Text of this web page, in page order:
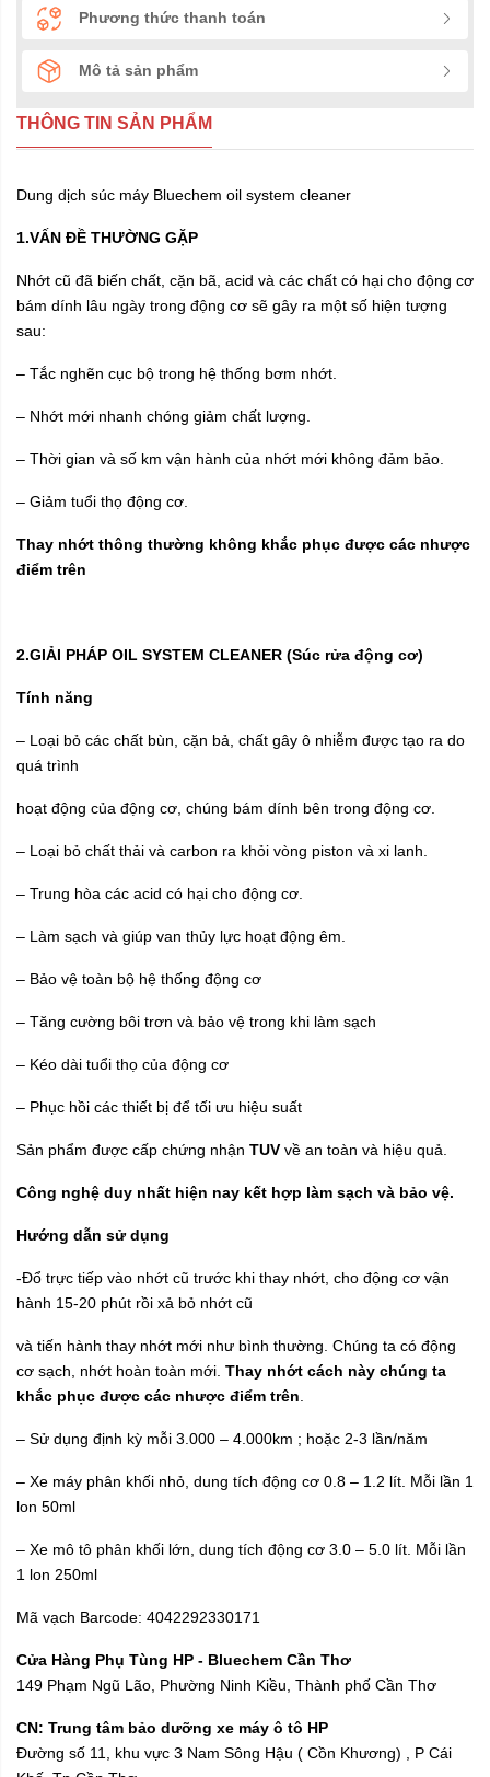
Phương thức thanh toán
Mô tả sản phẩm
THÔNG TIN SẢN PHẨM
Dung dịch súc máy Bluechem oil system cleaner
1.VẤN ĐỀ THƯỜNG GẶP
Nhớt cũ đã biến chất, cặn bã, acid và các chất có hại cho động cơ
bám dính lâu ngày trong động cơ sẽ gây ra một số hiện tượng
sau:
– Tắc nghẽn cục bộ trong hệ thống bơm nhớt.
– Nhớt mới nhanh chóng giảm chất lượng.
– Thời gian và số km vận hành của nhớt mới không đảm bảo.
– Giảm tuổi thọ động cơ.
Thay nhớt thông thường không khắc phục được các nhược
điểm trên
2.GIẢI PHÁP OIL SYSTEM CLEANER (Súc rửa động cơ)
Tính năng
– Loại bỏ các chất bùn, cặn bả, chất gây ô nhiễm được tạo ra do
quá trình
hoạt động của động cơ, chúng bám dính bên trong động cơ.
– Loại bỏ chất thải và carbon ra khỏi vòng piston và xi lanh.
– Trung hòa các acid có hại cho động cơ.
– Làm sạch và giúp van thủy lực hoạt động êm.
– Bảo vệ toàn bộ hệ thống động cơ
– Tăng cường bôi trơn và bảo vệ trong khi làm sạch
– Kéo dài tuổi thọ của động cơ
– Phục hồi các thiết bị để tối ưu hiệu suất
Sản phẩm được cấp chứng nhận TUV về an toàn và hiệu quả.
Công nghệ duy nhất hiện nay kết hợp làm sạch và bảo vệ.
Hướng dẫn sử dụng
-Đổ trực tiếp vào nhớt cũ trước khi thay nhớt, cho động cơ vận
hành 15-20 phút rồi xả bỏ nhớt cũ
và tiến hành thay nhớt mới như bình thường. Chúng ta có động
cơ sạch, nhớt hoàn toàn mới. Thay nhớt cách này chúng ta
khắc phục được các nhược điểm trên
– Sử dụng định kỳ mỗi 3.000 – 4.000km ; hoặc 2-3 lần/năm
– Xe máy phân khối nhỏ, dung tích động cơ 0.8 – 1.2 lít. Mỗi lần 1
lon 50ml
– Xe mô tô phân khối lớn, dung tích động cơ 3.0 – 5.0 lít. Mỗi lần
1 lon 250ml
Mã vạch Barcode: 4042292330171
Cửa Hàng Phụ Tùng HP - Bluechem Cần Thơ
149 Phạm Ngũ Lão, Phường Ninh Kiều, Thành phố Cần Thơ
CN: Trung tâm bảo dưỡng xe máy ô tô HP
Đường số 11, khu vực 3 Nam Sông Hậu ( Cồn Khương) , P Cái